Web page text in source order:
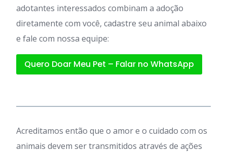
adotantes interessados combinam a adoção
diretamente com você, cadastre seu animal abaixo
e fale com nossa equipe:
Quero Doar Meu Pet – Falar no WhatsApp
Acreditamos então que o amor e o cuidado com os
animais devem ser transmitidos através de ações